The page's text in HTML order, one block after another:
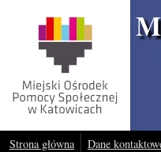
Strona główna Dane